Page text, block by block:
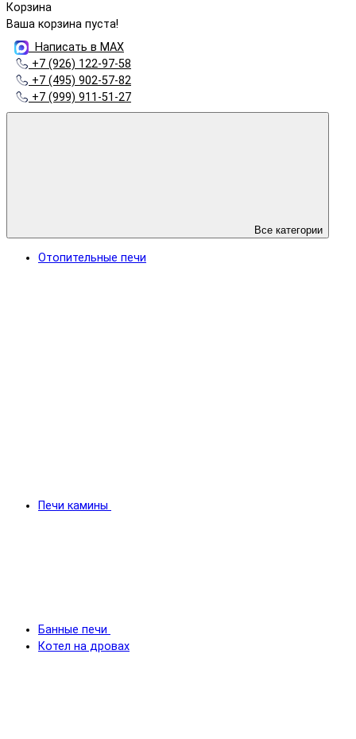
Корзина
Ваша корзина пуста!
Написать в MAX
+7 (926) 122-97-58
+7 (495) 902-57-82
+7 (999) 911-51-27
Все категории
Отопительные печи
Печи камины
Банные печи
Котел на дровах